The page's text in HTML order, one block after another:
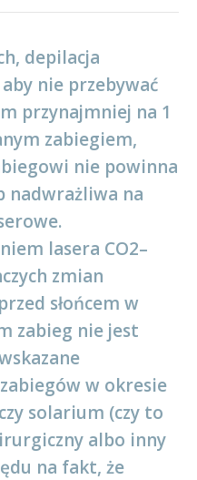
depilacja
nie przebywać
przynajmniej na 1
zabiegiem,
nie powinna
nadwrażliwa na
lasera CO2–
zmian
słońcem w
zabieg nie jest
w okresie
solarium (czy to
albo inny
na fakt, że